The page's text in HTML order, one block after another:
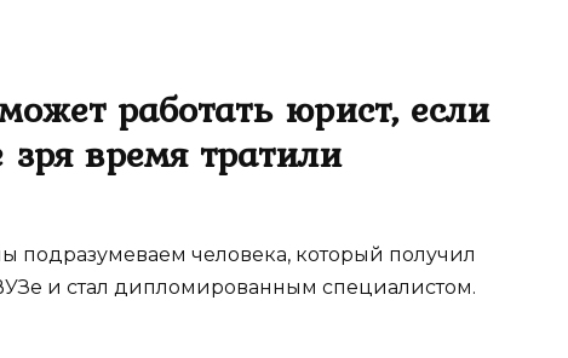
работать юрист, если
время тратили
подразумеваем человека, который получил
и стал дипломированным специалистом.